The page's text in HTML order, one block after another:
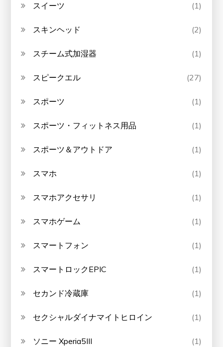
スイーツ (1)
スキンヘッド (2)
スチーム式加湿器 (1)
スピークエル (27)
スポーツ (1)
スポーツ・フィットネス用品 (1)
スポーツ＆アウトドア (1)
スマホ (1)
スマホアクセサリ (1)
スマホゲーム (1)
スマートフォン (1)
スマートロックEPIC (1)
セカンド冷蔵庫 (1)
セクシャルダイナマイトヒロイン (1)
ソニー Xperia5III (1)